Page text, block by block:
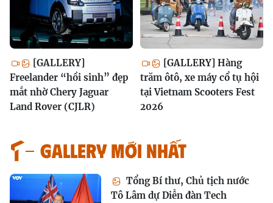
[GALLERY]
Freelander “hồi sinh” đẹp
mắt nhờ Chery Jaguar
Land Rover (CJLR)
[GALLERY] Hàng
trăm ôtô, xe máy cổ tụ hội
tại Vietnam Scooters Fest
2026
GALLERY MỚI NHẤT
Tổng Bí thư, Chủ tịch nước
Tô Lâm dự Diễn đàn Tech